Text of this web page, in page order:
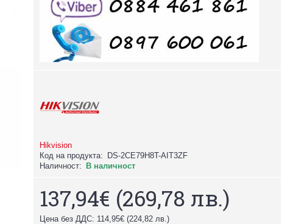
Hikvision
Код на продукта:
DS-2CE79H8T-AIT3ZF
Наличност:
В наличност
137,94€ (269,78 лв.)
Цена без ДДС: 114,95€ (224,82 лв.)